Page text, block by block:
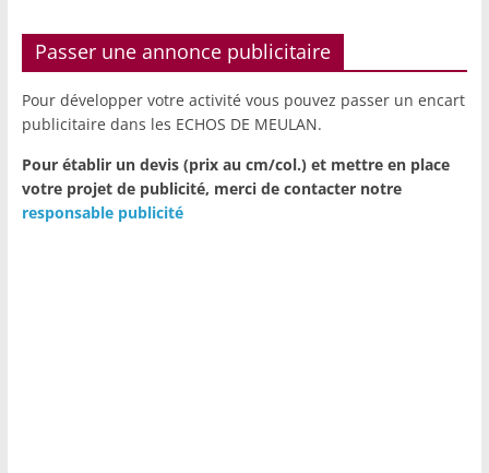
Passer une annonce publicitaire
Pour développer votre activité vous pouvez passer un encart
publicitaire dans les ECHOS DE MEULAN.
Pour établir un devis (prix au cm/col.) et mettre en place
votre projet de publicité, merci de contacter notre
responsable publicité